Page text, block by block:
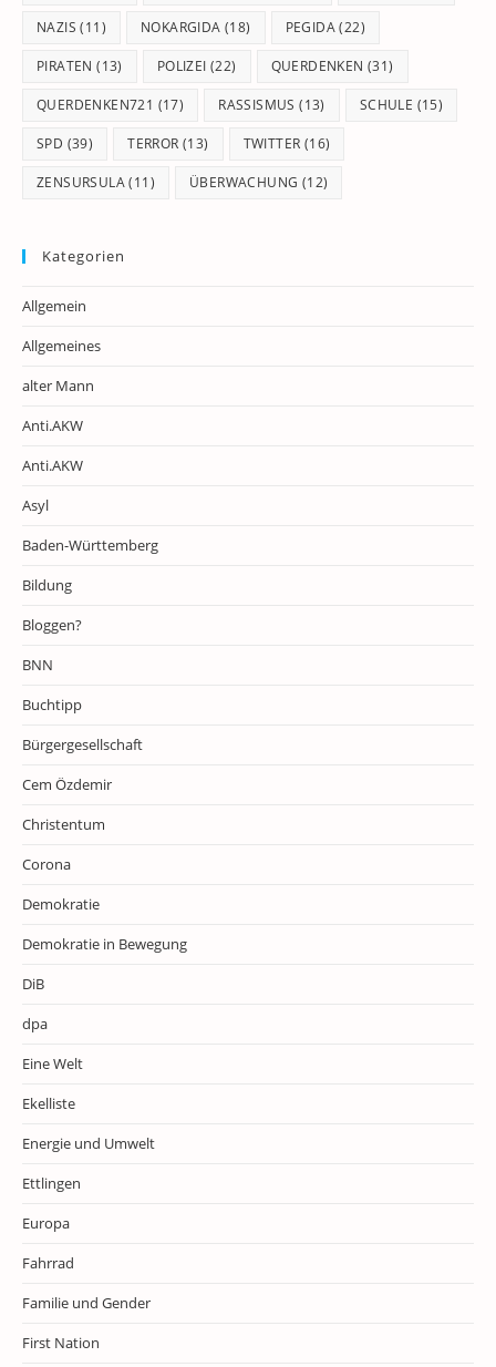
NAZIS (11) NOKARGIDA (18) PEGIDA(22)
PIRATEN (13) POLIZEI (22) QUERDENKEN (31)
QUERDENKEN721 (17) RASSISMUS (13) SCHULE (15)
SPD (39) TERROR (13) TWITTER (16)
ZENSURSULA(11) ÜBERWACHUNG (12)
Kategorien
Allgemein
Allgemeines
alter Mann
Anti.AKW
Anti.AKW
Asyl
Baden-Württemberg
Bildung
Bloggen?
BNN
Buchtipp
Bürgergesellschaft
Cem Özdemir
Christentum
Corona
Demokratie
Demokratie in Bewegung
DiB
dpa
Eine Welt
Ekelliste
Energie und Umwelt
Ettlingen
Europa
Fahrrad
Familie und Gender
First Nation